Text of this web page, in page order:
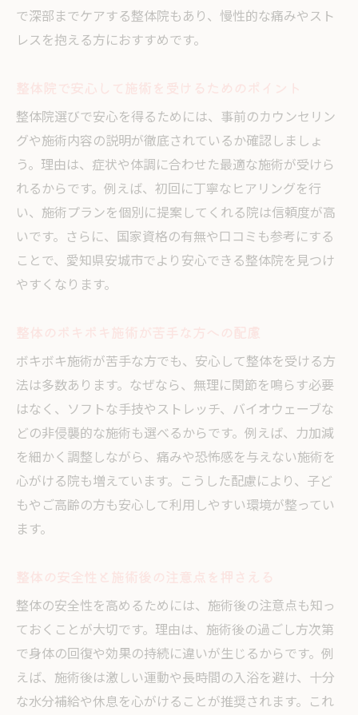
で深部までケアする整体院もあり、慢性的な痛みやスト
レスを抱える方におすすめです。
整体院選びで安心を得るためには、事前のカウンセリン
グや施術内容の説明が徹底されているか確認しましょ
う。理由は、症状や体調に合わせた最適な施術が受けら
れるからです。例えば、初回に丁寧なヒアリングを行
い、施術プランを個別に提案してくれる院は信頼度が高
いです。さらに、国家資格の有無や口コミも参考にする
ことで、愛知県安城市でより安心できる整体院を見つけ
やすくなります。
ボキボキ施術が苦手な方でも、安心して整体を受ける方
法は多数あります。なぜなら、無理に関節を鳴らす必要
はなく、ソフトな手技やストレッチ、バイオウェーブな
どの非侵襲的な施術も選べるからです。例えば、力加減
を細かく調整しながら、痛みや恐怖感を与えない施術を
心がける院も増えています。こうした配慮により、子ど
もやご高齢の方も安心して利用しやすい環境が整ってい
ます。
整体の安全性を高めるためには、施術後の注意点も知っ
ておくことが大切です。理由は、施術後の過ごし方次第
で身体の回復や効果の持続に違いが生じるからです。例
えば、施術後は激しい運動や長時間の入浴を避け、十分
な水分補給や休息を心がけることが推奨されます。これ